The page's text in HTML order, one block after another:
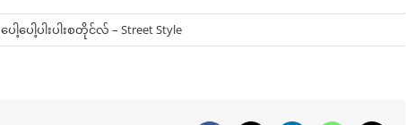
ပေါ့ပေါ့ပါးပါးစတိုင်လ် – Street Style